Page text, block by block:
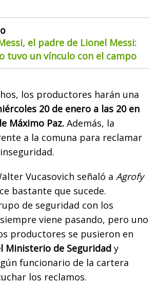
el padre de Lionel Messi:
tuvo un vínculo con el campo
los productores harán una
20 de enero a las 20 en
Máximo Paz. Además, la
a la comuna para reclamar
Vucasovich señaló a Agrofy
bastante que sucede.
de seguridad con los
viene pasando, pero uno
productores se pusieron en
Ministerio de Seguridad y
funcionario de la cartera
los reclamos.